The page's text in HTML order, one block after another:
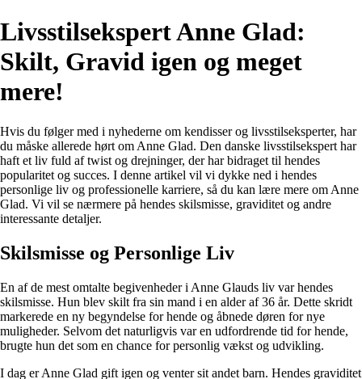
Livsstilsekspert Anne Glad:
Skilt, Gravid igen og meget
mere!
Hvis du følger med i nyhederne om kendisser og livsstilseksperter, har
du måske allerede hørt om Anne Glad. Den danske livsstilsekspert har
haft et liv fuld af twist og drejninger, der har bidraget til hendes
popularitet og succes. I denne artikel vil vi dykke ned i hendes
personlige liv og professionelle karriere, så du kan lære mere om Anne
Glad. Vi vil se nærmere på hendes skilsmisse, graviditet og andre
interessante detaljer.
Skilsmisse og Personlige Liv
En af de mest omtalte begivenheder i Anne Glauds liv var hendes
skilsmisse. Hun blev skilt fra sin mand i en alder af 36 år. Dette skridt
markerede en ny begyndelse for hende og åbnede døren for nye
muligheder. Selvom det naturligvis var en udfordrende tid for hende,
brugte hun det som en chance for personlig vækst og udvikling.
I dag er Anne Glad gift igen og venter sit andet barn. Hendes graviditet